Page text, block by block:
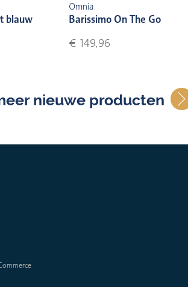
blauw
Omnia
Barissimo On The Go
€ 149,96
nieuwe producten